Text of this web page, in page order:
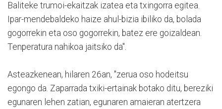
Baliteke trumoi-ekaitzak izatea eta txingorra egitea.
Ipar-mendebaldeko haize ahul-bizia ibiliko da, bolada
gogorrekin eta oso gogorrekin, batez ere goizaldean.
Tenperatura nahikoa jaitsiko da".
Asteazkenean, hilaren 26an, "zerua oso hodeitsu
egongo da. Zaparrada txiki-ertainak botako ditu, bereziki
egunaren lehen zatian, egunaren amaieran atertzera